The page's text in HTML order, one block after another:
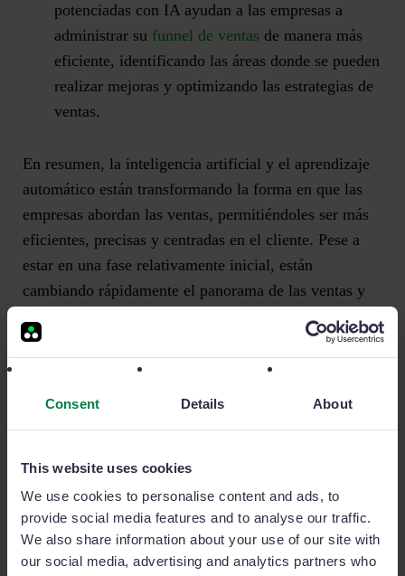
Consent Details About
This website uses cookies
We use cookies to personalise content and ads, to
provide social media features and to analyse our traffic.
We also share information about your use of our site with
our social media, advertising and analytics partners who
potenciadas con IA ayudan a las empresas a
administrar su funnel de ventas de manera más
eficiente, identificando las áreas donde se pueden
realizar mejoras y optimizando las estrategias de
ventas.
En resumen, la inteligencia artificial y el aprendizaje
automático están transformando la forma en que las
empresas abordan las ventas, permitiéndoles ser más
eficientes, precisas y centradas en el cliente. Pese a
estar en una fase relativamente inicial, están
cambiando rápidamente el panorama de las ventas y
su evolución futura es más que prometedora.
A continuación, entraremos más en detalle en algunas